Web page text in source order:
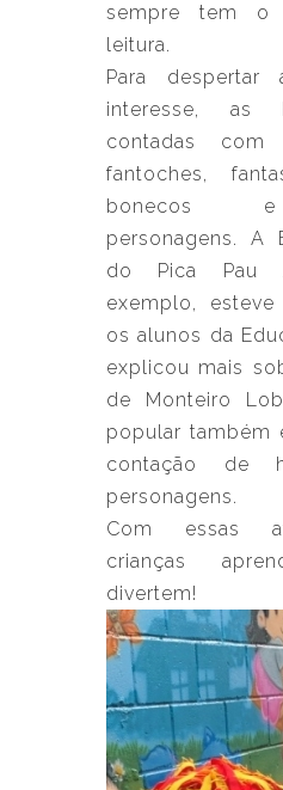
sempre tem o
leitura.
Para
interesse, as
contadas
fantoches,
bonecos
personagens. A
do Pica Pau
exemplo,
os alunos da
explicou mais
de Monteiro
popular também
contação de
personagens.
Com essas
crianças
divertem!